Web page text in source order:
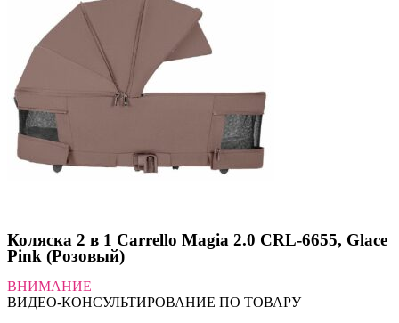
Коляска 2 в 1 Carrello Magia 2.0 CRL-6655, Glace
Pink (Розовый)
ВНИМАНИЕ
ВИДЕО-КОНСУЛЬТИРОВАНИЕ ПО ТОВАРУ